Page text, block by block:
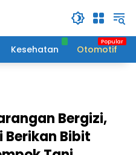
Kesehatan Otomotif
Bergizi,
Berikan Bibit